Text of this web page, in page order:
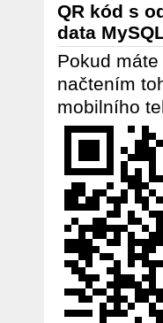
QR kód s
data
Pokud
načtením
mobilního